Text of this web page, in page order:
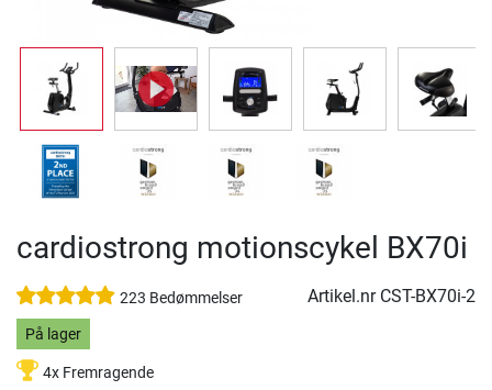
cardiostrong motionscykel BX70i
223 Bedømmelser Artikel.nr CST-BX70i-2
På lager
4x Fremragende